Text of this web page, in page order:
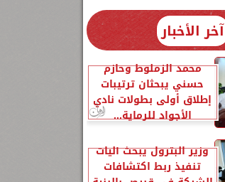
آخر الأخبار
محمد الزملوط وحازم
حسني يبحثان ترتيبات
إطلاق أولى بطولات نادي
الأجواد للرماية...
وزير البترول يبحث آليات
تنفيذ ربط اكتشافات